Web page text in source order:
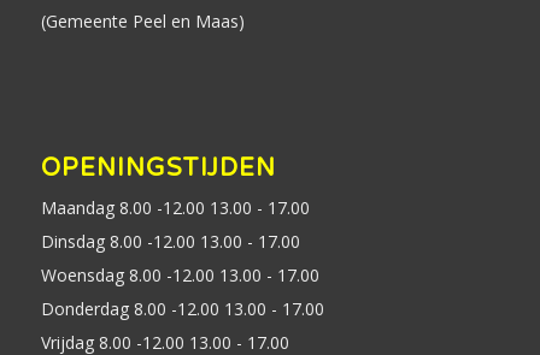
(Gemeente Peel en Maas)
OPENINGSTIJDEN
Maandag 8.00 -12.00 13.00 - 17.00
Dinsdag 8.00 -12.00 13.00 - 17.00
Woensdag 8.00 -12.00 13.00 - 17.00
Donderdag 8.00 -12.00 13.00 - 17.00
Vrijdag 8.00 -12.00 13.00 - 17.00